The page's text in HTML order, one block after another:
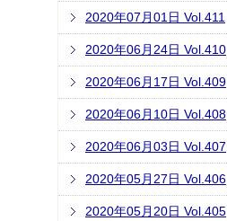
2020年07月01日 Vol.411
2020年06月24日 Vol.410
2020年06月17日 Vol.409
2020年06月10日 Vol.408
2020年06月03日 Vol.407
2020年05月27日 Vol.406
2020年05月20日 Vol.405